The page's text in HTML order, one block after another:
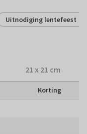
Uitnodiging lentefeest
21 x 21 cm
Korting